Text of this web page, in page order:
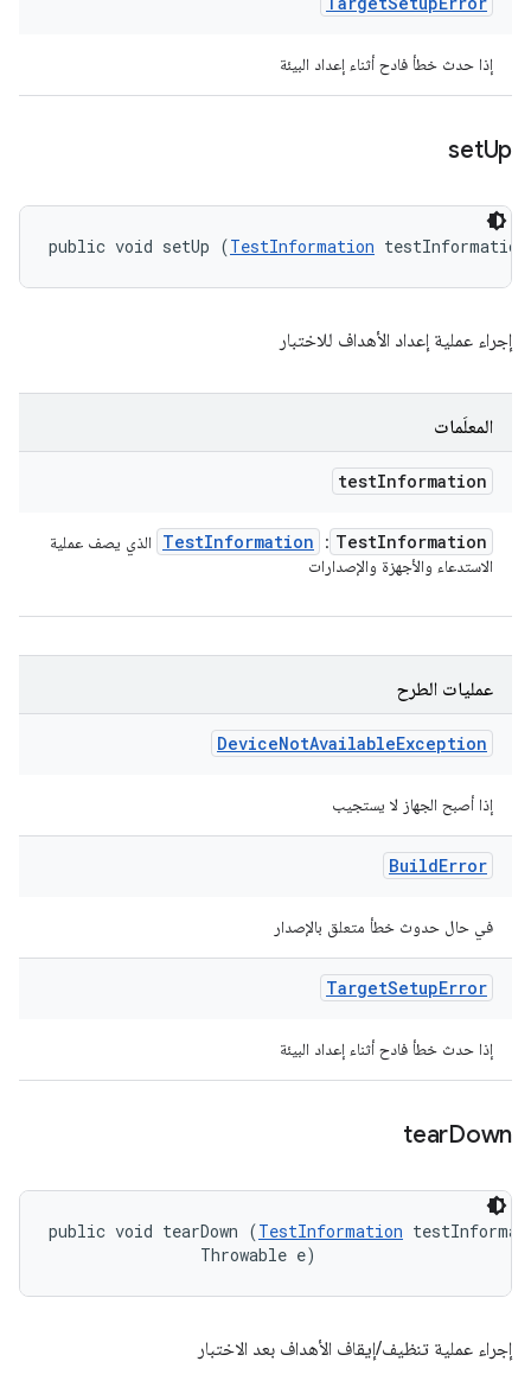
إذا حدث خطأ فادح أثناء إعداد البيئة
setUp
public void setUp (TestInformation
إجراء عملية إعداد الأهداف للاختبار
المعلَمات
testInformation
TestInformation
: ‏
TestInformation
الذي يصف عملية
الاستدعاء والأجهزة والإصدارات
عمليات الطرح
DeviceNotAvailableException
إذا أصبح الجهاز لا يستجيب
BuildError
في حال حدوث خطأ متعلق بالإصدار
TargetSetupError
إذا حدث خطأ فادح أثناء إعداد البيئة
tearDown
public void tearDown (TestInformation
                Throwable e)
إجراء عملية تنظيف/إيقاف الأهداف بعد الاختبار